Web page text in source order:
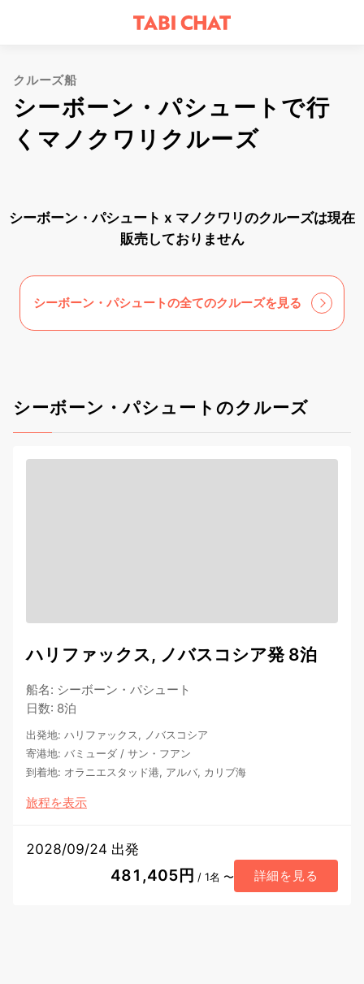
クルーズ船
シーボーン・パシュートで行
くマノクワリクルーズ
シーボーン・パシュート x マノクワリのクルーズは現在
販売しておりません
シーボーン・パシュートの全てのクルーズを見る
シーボーン・パシュートのクルーズ
ハリファックス, ノバスコシア発 8泊
船名: シーボーン・パシュート
日数: 8泊
出発地: ハリファックス, ノバスコシア
寄港地: バミューダ / サン・フアン
到着地: オラニエスタッド港, アルバ, カリブ海
旅程を表示
2028/09/24 出発
481,405円 / 1名 〜 詳細を見る